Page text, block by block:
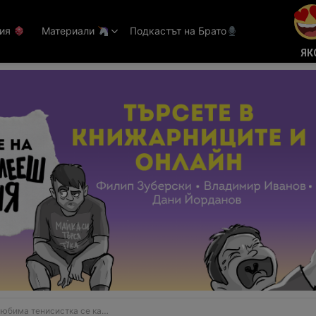
Материали Подкастът на Брато
се казва Вики Одинцова (СНИМКИ)